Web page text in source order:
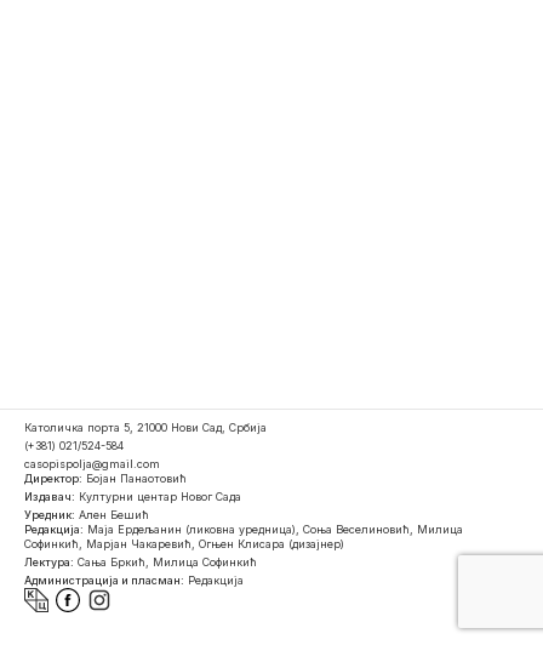
Католичка порта 5, 21000 Нови Сад, Србија
(+381) 021/524-584
casopispolja@gmail.com
Директор: Бојан Панаотовић
Издавач: Културни центар Новог Сада
Уредник: Ален Бешић
Редакција: Маја Ердељанин (ликовна уредница), Соња Веселиновић, Милица
Софинкић, Марјан Чакаревић, Огњен Клисара (дизајнер)
Лектура: Сања Бркић, Милица Софинкић
Администрација и пласман: Редакција